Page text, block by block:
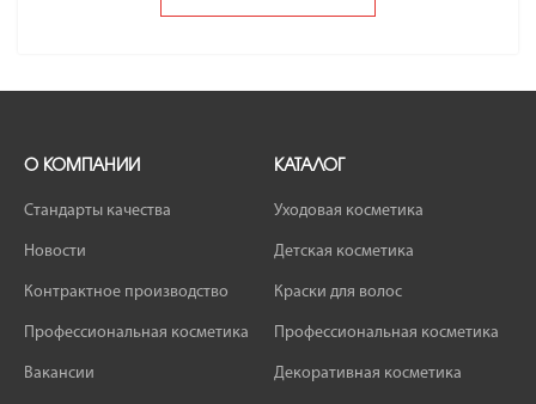
О КОМПАНИИ
Стандарты качества
Новости
Контрактное производство
Профессиональная косметика
Вакансии
КАТАЛОГ
Уходовая косметика
Детская косметика
Краски для волос
Профессиональная косметика
Декоративная косметика